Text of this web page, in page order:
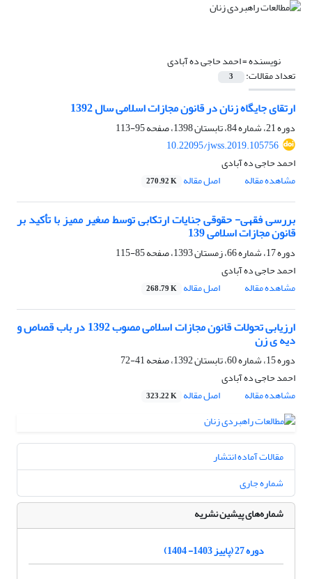
نویسنده =احمد حاجی ده آبادی
تعداد مقالات: 3
ارتقای جایگاه زنان در قانون مجازات اسلامی سال 1392
دوره 21، شماره 84، تابستان 1398، صفحه
95-113
10.22095/jwss.2019.105756
احمد حاجی ده آبادی
مشاهده مقاله
اصل مقاله 270.92 K
بررسی فقهی- حقوقی جنایات ارتکابی توسط صغیر ممیز با تأکید بر
قانون مجازات اسلامی 139
دوره 17، شماره 66، زمستان 1393، صفحه
85-115
احمد حاجی ده آبادی
مشاهده مقاله
اصل مقاله 268.79 K
ارزیابی تحولات قانون مجازات اسلامی مصوب 1392 در باب قصاص و
دیه ی زن
دوره 15، شماره 60، تابستان 1392، صفحه
41-72
احمد حاجی ده آبادی
مشاهده مقاله
اصل مقاله 323.22 K
مقالات آماده انتشار
شماره جاری
شماره‌های پیشین نشریه
دوره 27 (پاییز 1403- 1404)